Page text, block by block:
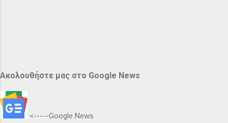
Ακολουθήστε μας στο Google News
<-----Google News